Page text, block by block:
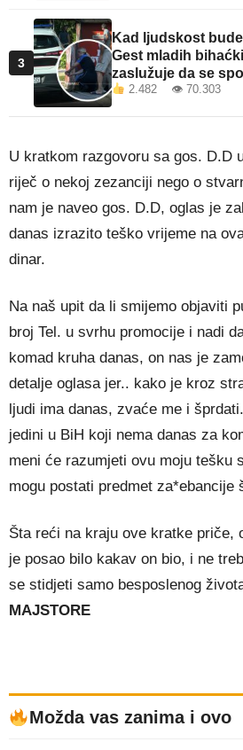
3
Kad ljudskost
Gest mladih
zaslužuje da se
2.482 👁 70.303
U kratkom razgovoru sa gos. D.D
riječ o nekoj zezanciji nego o
nam je naveo gos. D.D, oglas je
danas izrazito teško vrijeme na
dinar.
Na naš upit da li smijemo objaviti
broj Tel. u svrhu promocije i nadi
komad kruha danas, on nas je
detalje oglasa jer.. kako je kroz
ljudi ima danas, zvaće me i
jedini u BiH koji nema danas za
meni će razumjeti ovu moju tešku
mogu postati predmet za*ebancije
Šta reći na kraju ove kratke priče,
je posao bilo kakav on bio, i ne
se stidjeti samo besposlenog
MAJSTORE
Možda vas zanima i ovo